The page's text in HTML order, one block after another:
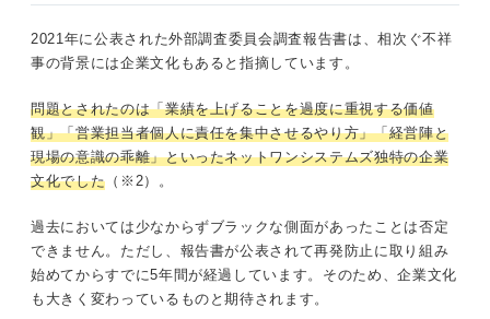
2021年に公表された外部調査委員会調査報告書は、相次ぐ不祥
事の背景には企業文化もあると指摘しています。
問題とされたのは「業績を上げることを過度に重視する価値
観」「営業担当者個人に責任を集中させるやり方」「経営陣と
現場の意識の乖離」といったネットワンシステムズ独特の企業
文化でした （※2）。
過去においては少なからずブラックな側面があったことは否定
できません。ただし、報告書が公表されて再発防止に取り組み
始めてからすでに5年間が経過しています。そのため、企業文化
も大きく変わっているものと期待されます。